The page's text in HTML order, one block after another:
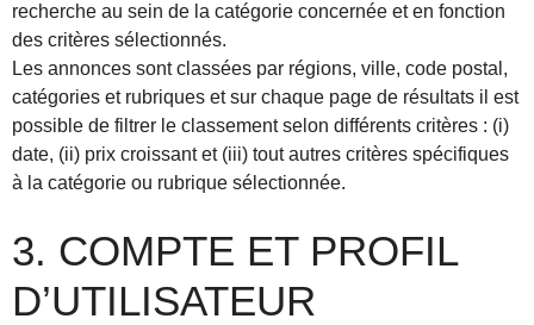
recherche au sein de la catégorie concernée et en fonction
des critères sélectionnés.
Les annonces sont classées par régions, ville, code postal,
catégories et rubriques et sur chaque page de résultats il est
possible de filtrer le classement selon différents critères : (i)
date, (ii) prix croissant et (iii) tout autres critères spécifiques
à la catégorie ou rubrique sélectionnée.
3. COMPTE ET PROFIL
D’UTILISATEUR